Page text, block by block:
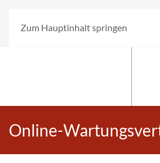
Zum Hauptinhalt springen
Online-